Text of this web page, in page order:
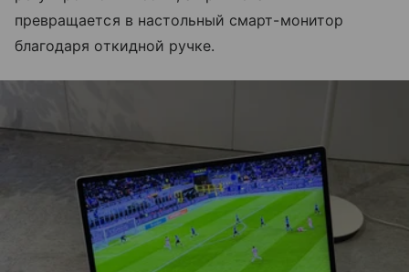
превращается в настольный смарт-монитор
благодаря откидной ручке.